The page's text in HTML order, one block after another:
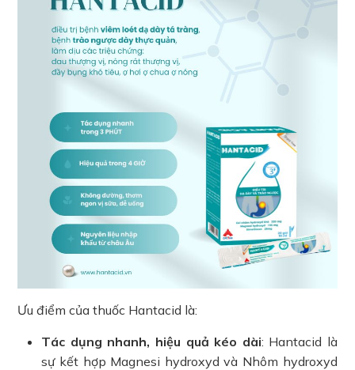
Ưu điểm của thuốc Hantacid là:
Tác dụng nhanh, hiệu quả kéo dài: Hantacid là
sự kết hợp Magnesi hydroxyd và Nhôm hydroxyd